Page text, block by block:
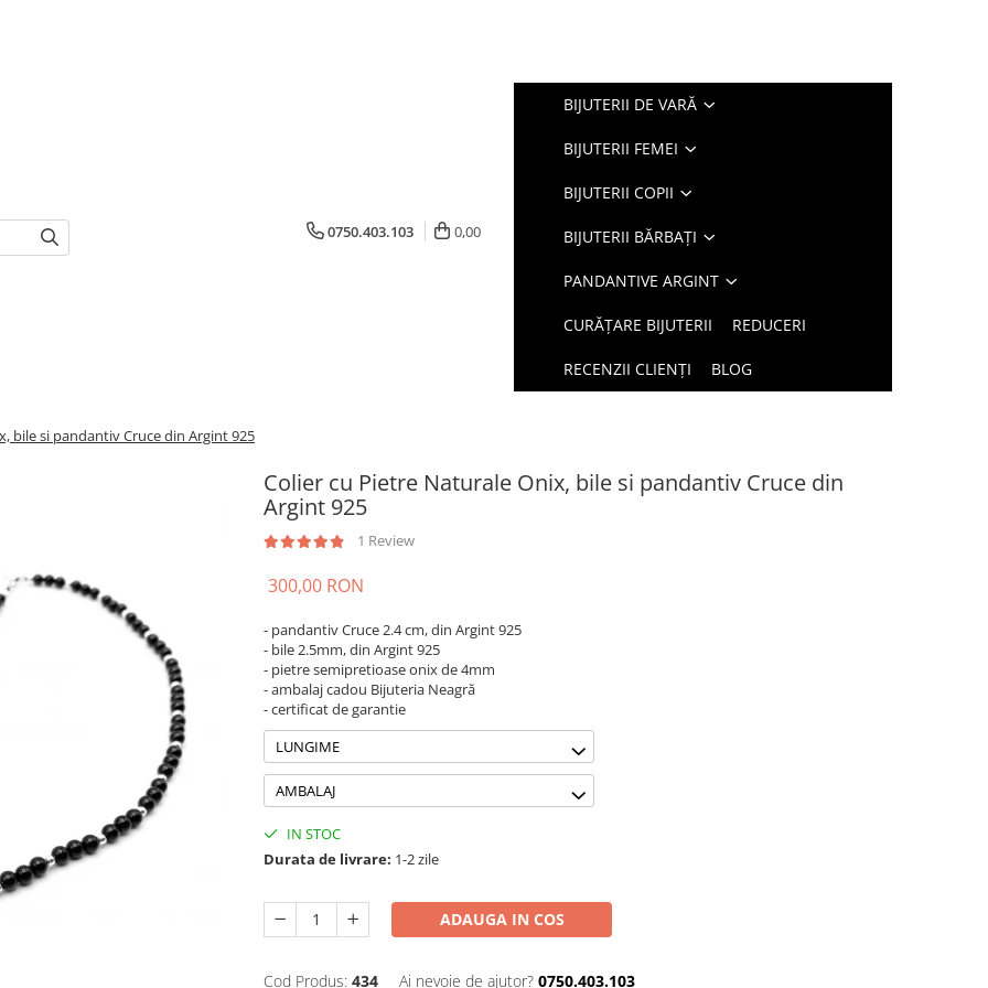
0750.403.103 0,00
BIJUTERII DE VARĂ
BIJUTERII FEMEI
BIJUTERII COPII
BIJUTERII BĂRBAȚI
PANDANTIVE ARGINT
CURĂȚARE BIJUTERII REDUCERI
RECENZII CLIENȚI BLOG
bile si pandantiv Cruce din Argint 925
Colier cu Pietre Naturale Onix, bile si pandantiv Cruce din
Argint 925
1 Review
300,00 RON
- pandantiv Cruce 2.4 cm, din Argint 925
- bile 2.5mm, din Argint 925
- pietre semipretioase onix de 4mm
- ambalaj cadou Bijuteria Neagră
- certificat de garantie
LUNGIME
AMBALAJ
IN STOC
Durata de livrare: 1-2 zile
ADAUGA IN COS
Cod Produs: 434 Ai nevoie de ajutor? 0750.403.103